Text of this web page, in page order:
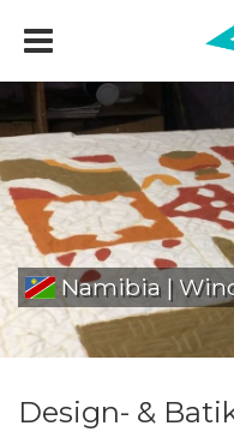
Namibia |
Design- &